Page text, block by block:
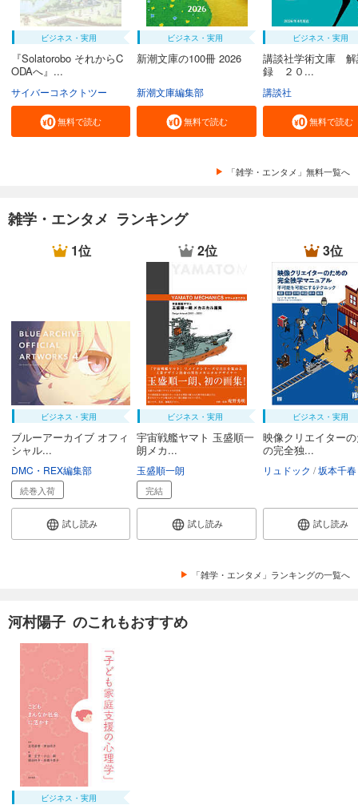
ビジネス・実用
『Solatorobo それからC
ODAへ』...
サイバーコネクトツー
無料で読む
ビジネス・実用
新潮文庫の100冊 2026
新潮文庫編集部
無料で読む
ビジネス・実用
講談社学術文庫 解
録 ２０...
講談社
無料で読む
「雑学・エンタメ」無料一覧へ
雑学・エンタメ ランキング
1位
ビジネス・実用
ブルーアーカイブ オフィ
シャル...
DMC・REX編集部
続巻入荷
試し読み
2位
ビジネス・実用
宇宙戦艦ヤマト 玉盛順一
朗メカ...
玉盛順一朗
完結
試し読み
3位
ビジネス・実用
映像クリエイター
の完全独...
リュドック 坂本千春
試し読み
「雑学・エンタメ」ランキングの一覧へ
河村陽子 のこれもおすすめ
ビジネス・実用